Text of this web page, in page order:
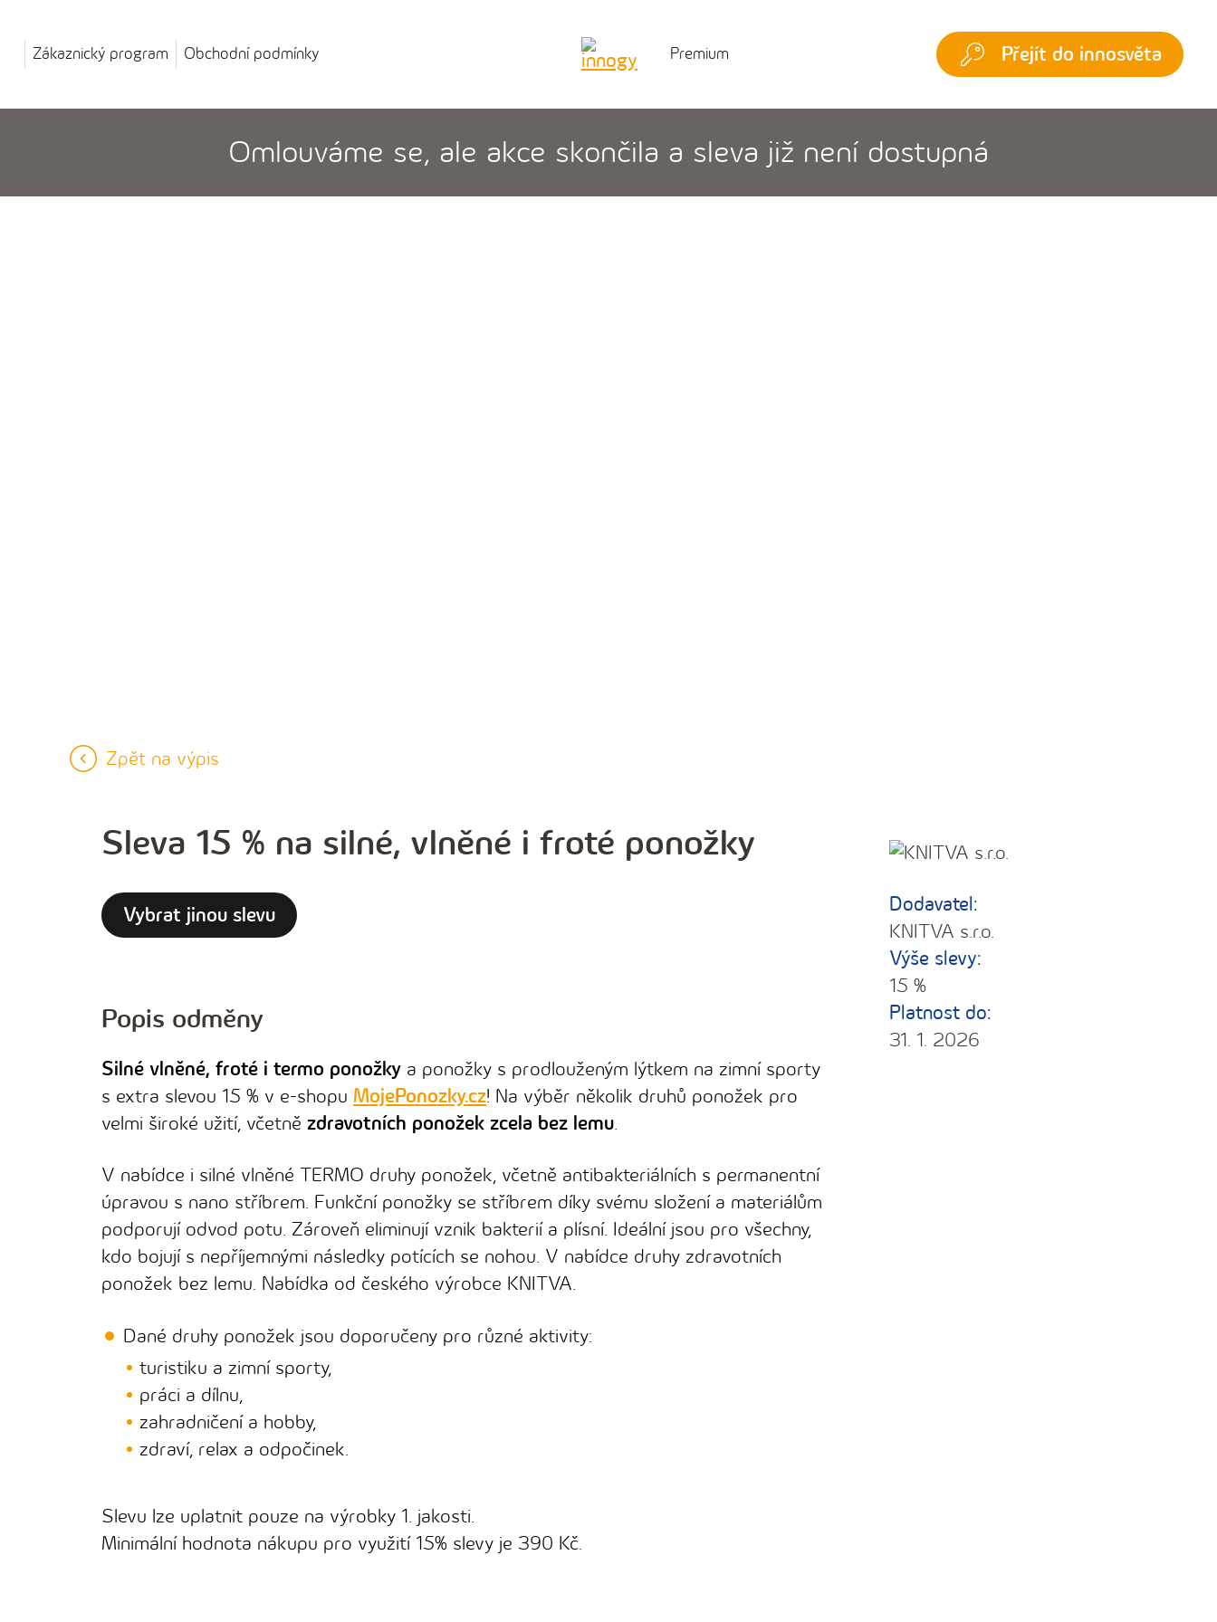
Zákaznický program Obchodní podmínky Premium Přejít do innosvěta
Omlouváme se, ale akce skončila a sleva již není dostupná
Zpět na výpis
Sleva 15 % na silné, vlněné i froté ponožky
Vybrat jinou slevu
Popis odměny
Silné vlněné, froté i termo ponožky a ponožky s prodlouženým lýtkem na zimní sporty
s extra slevou 15 % v e-shopu MojePonozky.cz! Na výběr několik druhů ponožek pro
velmi široké užití, včetně zdravotních ponožek zcela bez lemu.
V nabídce i silné vlněné TERMO druhy ponožek, včetně antibakteriálních s permanentní
úpravou s nano stříbrem. Funkční ponožky se stříbrem díky svému složení a materiálům
podporují odvod potu. Zároveň eliminují vznik bakterií a plísní. Ideální jsou pro všechny,
kdo bojují s nepříjemnými následky potících se nohou. V nabídce druhy zdravotních
ponožek bez lemu. Nabídka od českého výrobce KNITVA.
Dané druhy ponožek jsou doporučeny pro různé aktivity:
turistiku a zimní sporty,
práci a dílnu,
zahradničení a hobby,
zdraví, relax a odpočinek.
Slevu lze uplatnit pouze na výrobky 1. jakosti.
Minimální hodnota nákupu pro využití 15% slevy je 390 Kč.
Dodavatel:
KNITVA s.r.o.
Výše slevy:
15 %
Platnost do:
31. 1. 2026